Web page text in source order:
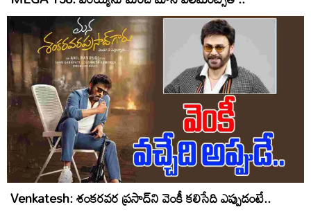
Venkatesh: శంకరవర ప్రసాద్‌ని వెంకీ కలిసేది ఎప్పుడంటే..